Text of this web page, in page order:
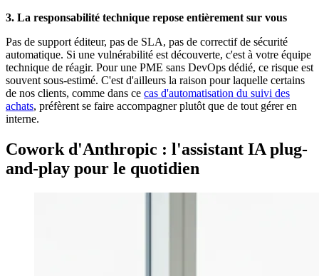
3. La responsabilité technique repose entièrement sur vous
Pas de support éditeur, pas de SLA, pas de correctif de sécurité
automatique. Si une vulnérabilité est découverte, c'est à votre équipe
technique de réagir. Pour une PME sans DevOps dédié, ce risque est
souvent sous-estimé. C'est d'ailleurs la raison pour laquelle certains
de nos clients, comme dans ce cas d'automatisation du suivi des
achats, préfèrent se faire accompagner plutôt que de tout gérer en
interne.
Cowork d'Anthropic : l'assistant IA plug-
and-play pour le quotidien